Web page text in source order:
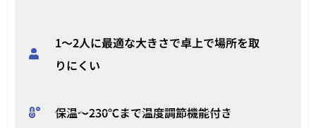
1〜2人に最適な大きさで卓上で場所を取
りにくい
保温〜230℃まで温度調節機能付き